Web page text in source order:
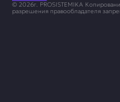
© 2026г. PROSISTEMIKA
разрешения правообладателя